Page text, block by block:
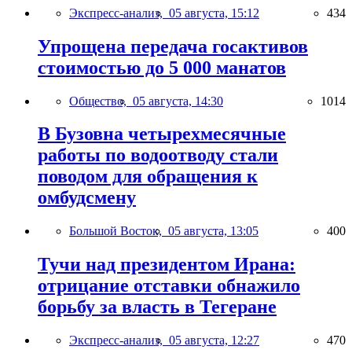
Экспресс-анализ, 05 августа, 15:12 434
Упрощена передача госактивов
стоимостью до 5 000 манатов
Общество, 05 августа, 14:30 1014
В Бузовна четырехмесячные
работы по водоотводу стали
поводом для обращения к
омбудсмену
Большой Восток, 05 августа, 13:05 400
Тучи над президентом Ирана:
отрицание отставки обнажило
борьбу за власть в Тегеране
Экспресс-анализ, 05 августа, 12:27 470